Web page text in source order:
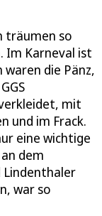
träumen so
Im Karneval ist
waren die Pänz,
mit
und im Frack.
eine wichtige
dem
war so